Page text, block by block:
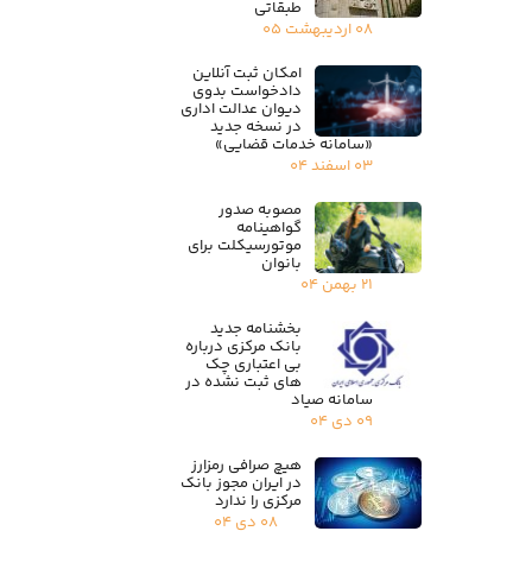
طبقاتی
۰۸ اردیبهشت ۰۵
امکان ثبت آنلاین
دادخواست بدوی
دیوان عدالت اداری
در نسخه جدید
«سامانه خدمات قضایی»
۰۳ اسفند ۰۴
مصوبه صدور
گواهینامه
موتورسیکلت برای
بانوان
۲۱ بهمن ۰۴
بخشنامه جدید
بانک مرکزی درباره
بی اعتباری چک
های ثبت نشده در
سامانه صیاد
۰۹ دی ۰۴
هیچ صرافی رمزارز
در ایران مجوز بانک
مرکزی را ندارد
۰۸ دی ۰۴